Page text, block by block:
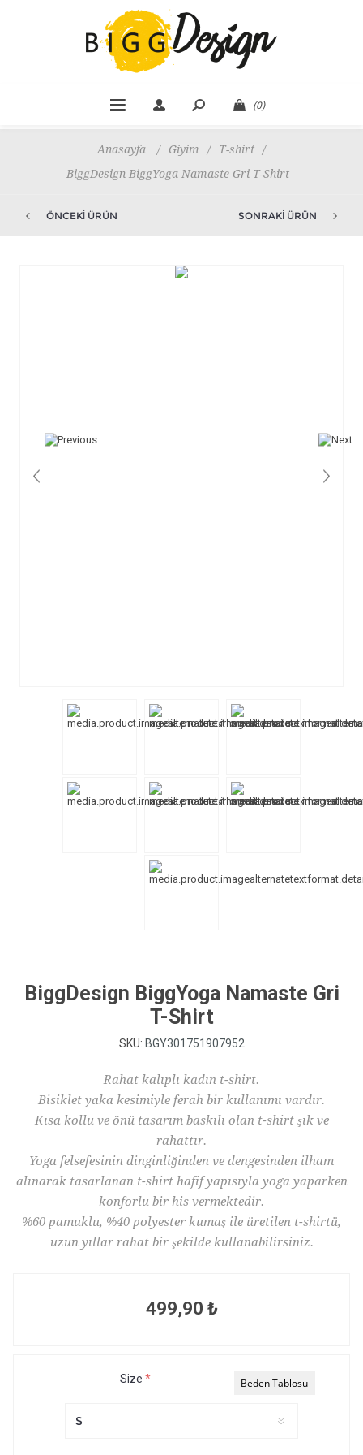
(0)
Anasayfa / Giyim / T-shirt
/
BiggDesign BiggYoga Namaste Gri T-Shirt
ÖNCEKI ÜRÜN SONRAKI ÜRÜN
BiggDesign BiggYoga Namaste Gri
T-Shirt
SKU: BGY301751907952
Rahat kalıplı kadın t-shirt.
Bisiklet yaka kesimiyle ferah bir kullanımı vardır.
Kısa kollu ve önü tasarım baskılı olan t-shirt şık ve
rahattır.
Yoga felsefesinin dinginliğinden ve dengesinden ilham
alınarak tasarlanan t-shirt hafif yapısıyla yoga yaparken
konforlu bir his vermektedir.
%60 pamuklu, %40 polyester kumaş ile üretilen t-shirtü,
uzun yıllar rahat bir şekilde kullanabilirsiniz.
499,90 ₺
Beden Tablosu
Size *